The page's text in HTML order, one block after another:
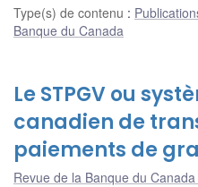
Type(s) de contenu :
Banque du Canada
Le STPGV ou
canadien de
paiements de
Revue de la Banque du